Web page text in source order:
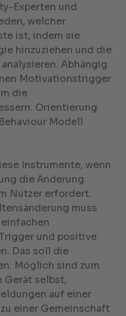
Experten und
welcher
ist, indem sie
hinzuziehen und die
Abhängig
Motivationstrigger
die
Orientierung
Modell
Instrumente, wenn
die Änderung
Nutzer erfordert.
muss
und positive
Das soll die
Möglich sind zum
Gerät selbst,
auf einer
einer Gemeinschaft